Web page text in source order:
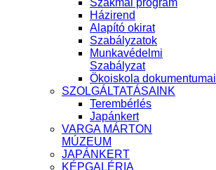
Házirend
Alapító okirat
Szabályzatok
Munkavédelmi
Szabályzat
Ökoiskola dokumentumai
SZOLGÁLTATÁSAINK
Terembérlés
Japánkert
VARGA MÁRTON
MÚZEUM
JAPÁNKERT
KÉPGALÉRIA